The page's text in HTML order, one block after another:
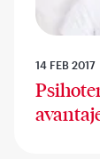
14 FEB 2017